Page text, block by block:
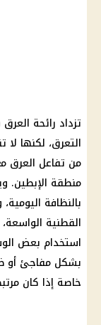
تزداد رائحة
التعرق، لكنها
من تفاعل العرق
منطقة الإبطين.
بالنظافة
القطنية
استخدام بعض
بشكل مفاجئ أو
خاصة إذا كان